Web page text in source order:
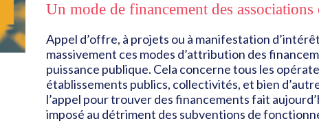
Un mode de financement des associations
Appel d’offre, à projets ou à manifestation
massivement ces modes d’attribution des
puissance publique. Cela concerne tous les
établissements publics, collectivités, et bien
l’appel pour trouver des financements fait
imposé au détriment des subventions de